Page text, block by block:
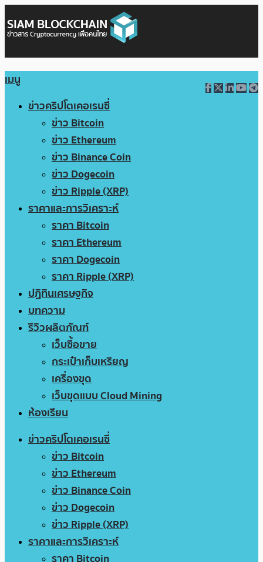
เมนู
ข่าวคริปโตเคอเรนซี่
ข่าว Bitcoin
ข่าว Ethereum
ข่าว Binance Coin
ข่าว Dogecoin
ข่าว Ripple (XRP)
ราคาและการวิเคราะห์
ราคา Bitcoin
ราคา Ethereum
ราคา Dogecoin
ราคา Ripple (XRP)
ปฏิทินเศรษฐกิจ
บทความ
รีวิวผลิตภัณฑ์
เว็บซื้อขาย
กระเป๋าเก็บเหรียญ
เครื่องขุด
เว็บขุดแบบ Cloud Mining
ห้องเรียน
ข่าวคริปโตเคอเรนซี่
ข่าว Bitcoin
ข่าว Ethereum
ข่าว Binance Coin
ข่าว Dogecoin
ข่าว Ripple (XRP)
ราคาและการวิเคราะห์